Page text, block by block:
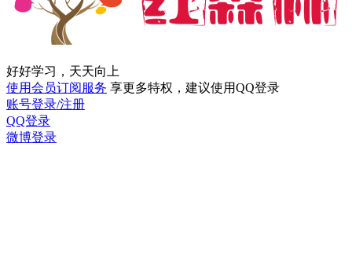
好好学习，天天向上
使用会员订阅服务 享更多特权，建议使用QQ登录
账号登录/注册
QQ登录
微博登录